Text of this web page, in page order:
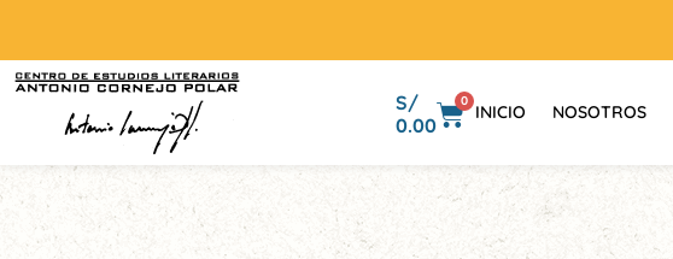
S/
0.00
0
INICIO NOSOTROS